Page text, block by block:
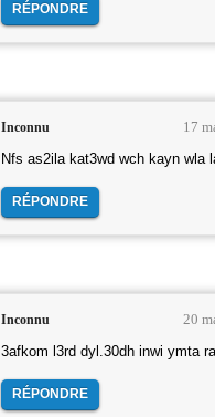
RÉPONDRE
Inconnu 17
Nfs as2ila kat3wd wch kayn wla
RÉPONDRE
Inconnu 20
3afkom l3rd dyl.30dh inwi ymta
RÉPONDRE